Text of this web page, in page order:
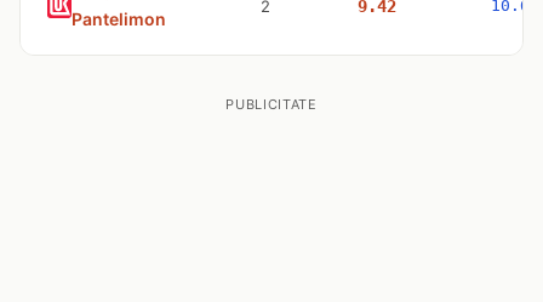
Pantelimon
2 9.42 10.63
PUBLICITATE